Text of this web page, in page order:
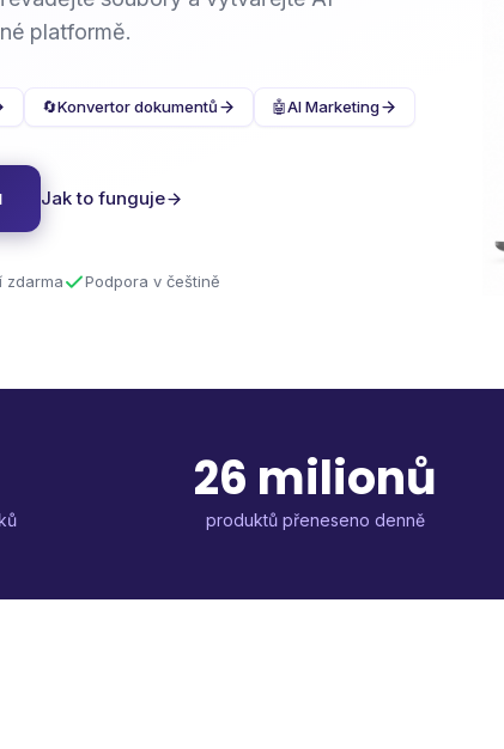
platformě.
🔄Konvertor dokumentů 🤖AI Marketing
Jak to funguje
zdarma Podpora v češtině
26 milionů
produktů přeneseno denně